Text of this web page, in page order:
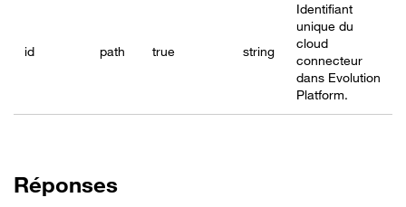
id path true string
Identifiant
unique du
cloud
connecteur
dans Evolution
Platform.
Réponses